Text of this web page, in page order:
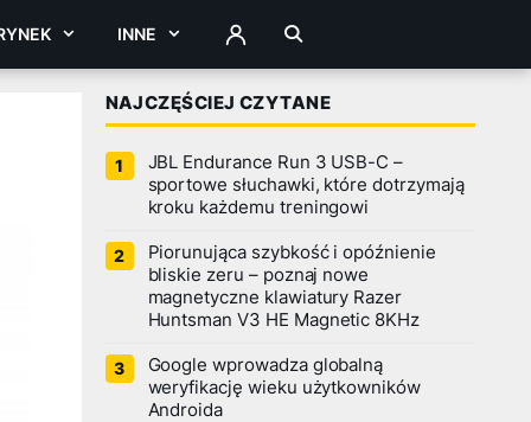
INNE ZALOGUJ
NAJCZĘŚCIEJ CZYTANE
JBL Endurance Run 3 USB-C –
sportowe słuchawki, które dotrzymają
kroku każdemu treningowi
Piorunująca szybkość i opóźnienie
bliskie zeru – poznaj nowe
magnetyczne klawiatury Razer
Huntsman V3 HE Magnetic 8KHz
Google wprowadza globalną
weryfikację wieku użytkowników
Androida